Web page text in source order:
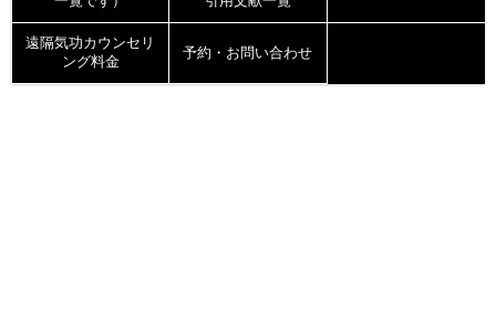
遠隔気功カウンセリ
ング料金
予約・お問い合わせ